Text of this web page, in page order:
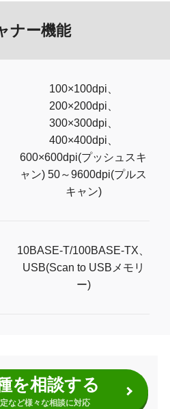
ナー機能
100×100dpi、
200×200dpi、
300×300dpi、
400×400dpi、
600×600dpi(プッシュスキ
ャン) 50～9600dpi(プルス
キャン)
10BASE-T/100BASE-TX、
USB(Scan to USBメモリ
ー)
を相談する
など様々な相談に対応